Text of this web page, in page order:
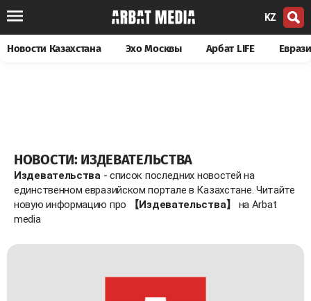
KZ
Новости Казахстана Эхо Москвы Арбат LIFE
НОВОСТИ: ИЗДЕВАТЕЛЬСТВА
Издевательства - список последних новостей на
единственном евразийском портале в Казахстане. Читайте
новую информацию про
【Издевательства】
на Arbat
media